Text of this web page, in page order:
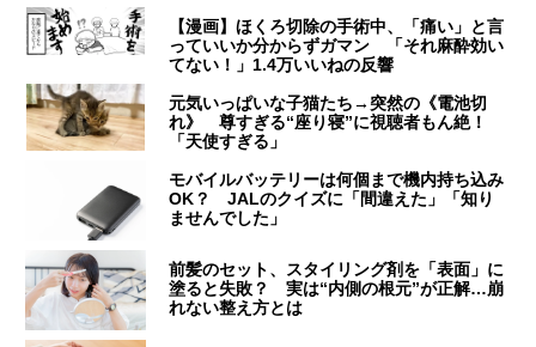
【漫画】ほくろ切除の手術中、「痛い」と言
っていいか分からずガマン 「それ麻酔効い
てない！」1.4万いいねの反響
元気いっぱいな子猫たち→突然の《電池切
れ》 尊すぎる“座り寝”に視聴者もん絶！
「天使すぎる」
モバイルバッテリーは何個まで機内持ち込み
OK？ JALのクイズに「間違えた」「知り
ませんでした」
前髪のセット、スタイリング剤を「表面」に
塗ると失敗？ 実は“内側の根元”が正解…崩
れない整え方とは